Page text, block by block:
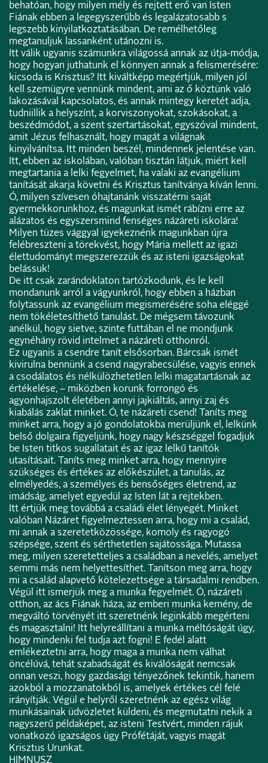
behatóan, hogy milyen mély és rejtett erő van Isten
Fiának ebben a legegyszerűbb és legalázatosabb s
legszebb kinyilatkoztatásában. De remélhetőleg
megtanuljuk lassanként utánozni is.
Itt válik ugyanis számunkra világossá annak az útja-módja,
hogy hogyan juthatunk el könnyen annak a felismerésére:
kicsoda is Krisztus? Itt kiváltképp megértjük, milyen jól
kell szemügyre vennünk mindent, ami az ő köztünk való
lakozásával kapcsolatos, és annak mintegy keretét adja,
tudniillik a helyszínt, a korviszonyokat, szokásokat, a
beszédmódot, a szent szertartásokat, egyszóval mindent,
amit Jézus felhasznált, hogy magát a világnak
kinyilvánítsa. Itt minden beszél, mindennek jelentése van.
Itt, ebben az iskolában, valóban tisztán látjuk, miért kell
megtartania a lelki fegyelmet, ha valaki az evangélium
tanítását akarja követni és Krisztus tanítványa kíván lenni.
Ó, milyen szívesen óhajtanánk visszatérni saját
gyermekkorunkhoz, és magunkat ismét rábízni erre az
alázatos és egyszersmind fenséges názáreti iskolára!
Milyen tüzes vággyal igyekeznénk magunkban újra
felébreszteni a törekvést, hogy Mária mellett az igazi
élettudományt megszerezzük és az isteni igazságokat
belássuk!
De itt csak zarándoklaton tartózkodunk, és le kell
mondanunk arról a vágyunkról, hogy ebben a házban
folytassunk az evangélium megismerésére soha eléggé
nem tökéletesíthető tanulást. De mégsem távozunk
anélkül, hogy sietve, szinte futtában el ne mondjunk
egynéhány rövid intelmet a názáreti otthonról.
Ez ugyanis a csendre tanít elsősorban. Bárcsak ismét
kivirulna bennünk a csend nagyrabecsülése, vagyis ennek
a csodálatos és nélkülözhetetlen lelki magatartásnak az
értékelése, – miközben korunk forrongó és
agyonhajszolt életében annyi jajkiáltás, annyi zaj és
kiabálás zaklat minket. Ó, te názáreti csend! Taníts meg
minket arra, hogy a jó gondolatokba merüljünk el, lelkünk
belső dolgaira figyeljünk, hogy nagy készséggel fogadjuk
be Isten titkos sugallatait és az igaz lelkű tanítók
utasításait. Taníts meg minket arra, hogy mennyire
szükséges és értékes az előkészület, a tanulás, az
elmélyedés, a személyes és bensőséges életrend, az
imádság, amelyet egyedül az Isten lát a rejtekben.
Itt értjük meg továbbá a családi élet lényegét. Minket
valóban Názáret figyelmeztessen arra, hogy mi a család,
mi annak a szeretetközössége, komoly és ragyogó
szépsége, szent és sérthetetlen sajátossága. Mutassa
meg, milyen szeretetteljes a családban a nevelés, amelyet
semmi más nem helyettesíthet. Tanítson meg arra, hogy
mi a család alapvető kötelezettsége a társadalmi rendben.
Végül itt ismerjük meg a munka fegyelmét. Ó, názáreti
otthon, az ács Fiának háza, az emberi munka kemény, de
megváltó törvényét itt szeretnénk leginkább megérteni
és magasztalni! Itt helyreállítani a munka méltóságát úgy,
hogy mindenki fel tudja azt fogni! E fedél alatt
emlékeztetni arra, hogy maga a munka nem válhat
öncélúvá, tehát szabadságát és kiválóságát nemcsak
onnan veszi, hogy gazdasági tényezőnek tekintik, hanem
azokból a mozzanatokból is, amelyek értékes cél felé
irányítják. Végül e helyről szeretnénk az egész világ
munkásainak üdvözletet küldeni, és megmutatni nekik a
nagyszerű példaképet, az isteni Testvért, minden rájuk
vonatkozó igazságos ügy Prófétáját, vagyis magát
Krisztus Urunkat.
HIMNUSZ